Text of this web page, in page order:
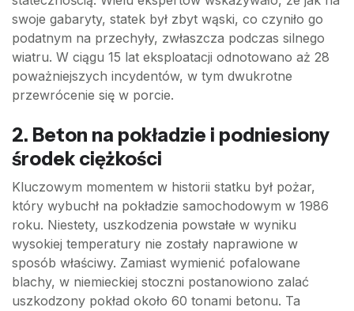
swoje gabaryty, statek był zbyt wąski, co czyniło go
podatnym na przechyły, zwłaszcza podczas silnego
wiatru. W ciągu 15 lat eksploatacji odnotowano aż 28
poważniejszych incydentów, w tym dwukrotne
przewrócenie się w porcie.
2. Beton na pokładzie i podniesiony
środek ciężkości
Kluczowym momentem w historii statku był pożar,
który wybuchł na pokładzie samochodowym w 1986
roku. Niestety, uszkodzenia powstałe w wyniku
wysokiej temperatury nie zostały naprawione w
sposób właściwy. Zamiast wymienić pofalowane
blachy, w niemieckiej stoczni postanowiono zalać
uszkodzony pokład około 60 tonami betonu. Ta